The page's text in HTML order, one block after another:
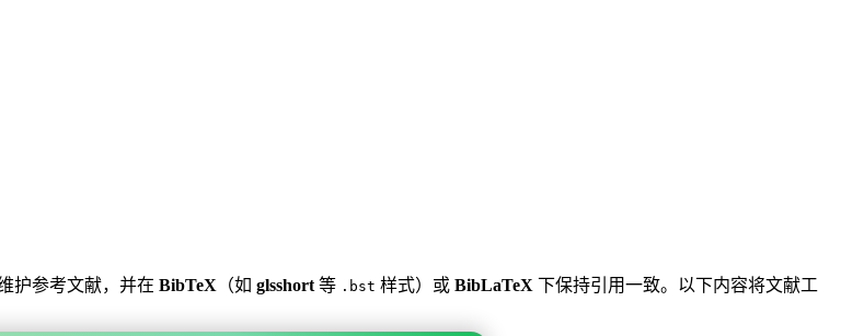
护参考文献，并在 BibTeX （如 glsshort 等 .bst 样式）或 BibLaTeX 下保持引用一致。以下内容将文献工